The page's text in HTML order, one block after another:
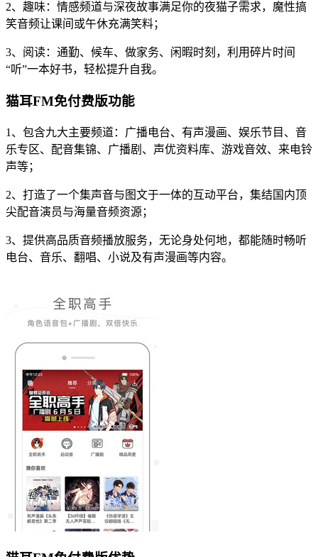
2、趣味：情感频道与深夜故事满足你的夜猫子需求，魔性搞
笑音频让课间或午休充满笑料；
3、阅读：通勤、候车、做家务、闲暇时刻，利用碎片时间
“听”一本好书，轻松提升自我。
猫耳FM免付费版功能
1、包含九大主要频道：广播电台、有声漫画、娱乐节目、音
乐专区、配音集锦、广播剧、声优资料库、游戏音效、来电铃
声等；
2、打造了一个集声音与图文于一体的互动平台，集结国内顶
尖配音演员与海量音频资源；
3、提供高品质音频播放服务，无论身处何地，都能随时畅听
电台、音乐、翻唱、小说及有声漫画等内容。